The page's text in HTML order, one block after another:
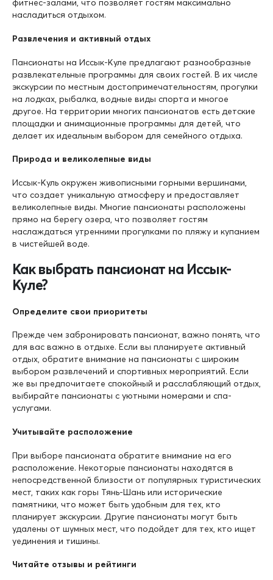
фитнес-залами, что позволяет гостям максимально
насладиться отдыхом.
Развлечения и активный отдых
Пансионаты на Иссык-Куле предлагают разнообразные
развлекательные программы для своих гостей. В их числе
экскурсии по местным достопримечательностям, прогулки
на лодках, рыбалка, водные виды спорта и многое
другое. На территории многих пансионатов есть детские
площадки и анимационные программы для детей, что
делает их идеальным выбором для семейного отдыха.
Природа и великолепные виды
Иссык-Куль окружен живописными горными вершинами,
что создает уникальную атмосферу и предоставляет
великолепные виды. Многие пансионаты расположены
прямо на берегу озера, что позволяет гостям
наслаждаться утренними прогулками по пляжу и купанием
в чистейшей воде.
Как выбрать пансионат на Иссык-
Куле?
Определите свои приоритеты
Прежде чем забронировать пансионат, важно понять, что
для вас важно в отдыхе. Если вы планируете активный
отдых, обратите внимание на пансионаты с широким
выбором развлечений и спортивных мероприятий. Если
же вы предпочитаете спокойный и расслабляющий отдых,
выбирайте пансионаты с уютными номерами и спа-
услугами.
Учитывайте расположение
При выборе пансионата обратите внимание на его
расположение. Некоторые пансионаты находятся в
непосредственной близости от популярных туристических
мест, таких как горы Тянь-Шань или исторические
памятники, что может быть удобным для тех, кто
планирует экскурсии. Другие пансионаты могут быть
удалены от шумных мест, что подойдет для тех, кто ищет
уединения и тишины.
Читайте отзывы и рейтинги